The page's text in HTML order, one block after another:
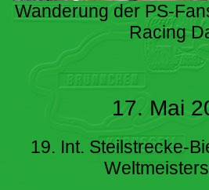
Wanderung der PS-
Racing
17. Mai
19. Int. Steilstrecke-